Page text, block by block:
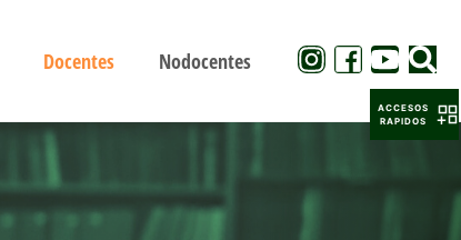
Docentes Nodocentes
ACCESOS
RAPIDOS